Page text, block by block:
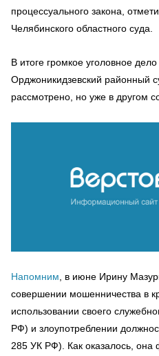
процессуального закона,
Челябинского областного суда.
В итоге громкое уголовное
Орджоникидзевский районный
рассмотрено, но уже в другом
Напомним , в июне Ирину
совершении мошенничества в
использовании своего
РФ) и злоупотреблении
285 УК РФ). Как оказалось, она